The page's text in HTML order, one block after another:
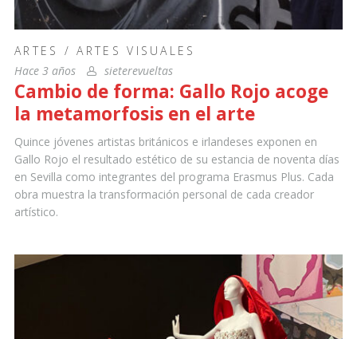
ARTES /ARTES VISUALES
Hace 3 años
sieterevueltas
Cambio de forma: Gallo Rojo acoge
la metamorfosis en el arte
Quince jóvenes artistas británicos e irlandeses exponen en
Gallo Rojo el resultado estético de su estancia de noventa días
en Sevilla como integrantes del programa Erasmus Plus. Cada
obra muestra la transformación personal de cada creador
artístico.